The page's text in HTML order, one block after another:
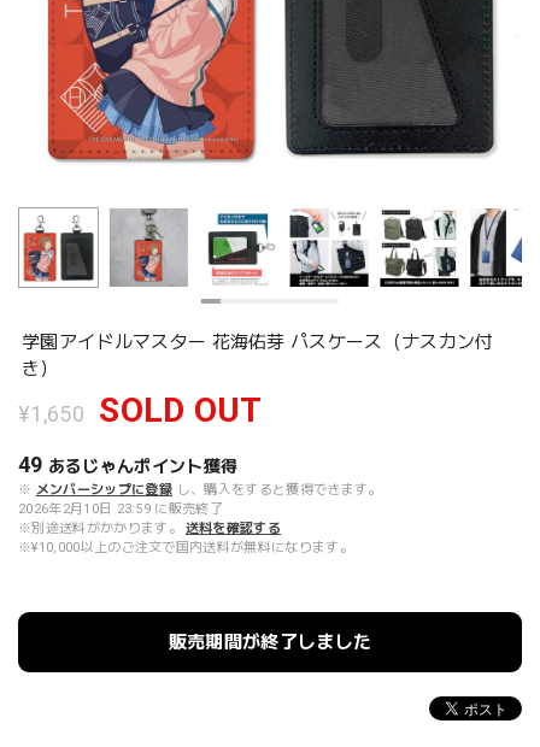
学園アイドルマスター 花海佑芽 パスケース（ナスカン付
き）
¥1,650 SOLD OUT
49 あるじゃんポイント獲得
※ メンバーシップに登録 し、購入をすると獲得できます。
2026年2月10日 23:59 に販売終了
※別途送料がかかります。
送料を確認する
※¥10,000以上のご注文で国内送料が無料になります。
販売期間が終了しました